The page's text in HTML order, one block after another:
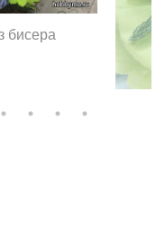
бисера